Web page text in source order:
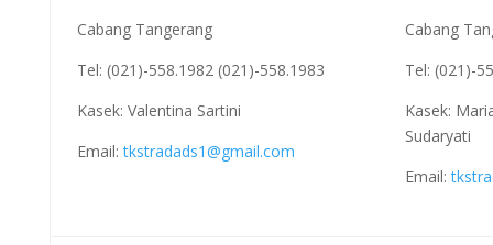
Cabang Tangerang
Tel: (021)-558.1982 (021)-558.1983
Kasek: Valentina Sartini
Email:tkstradads1@gmail.com
Cabang
Tel: (021)-
Kasek:
Sudaryati
Email: